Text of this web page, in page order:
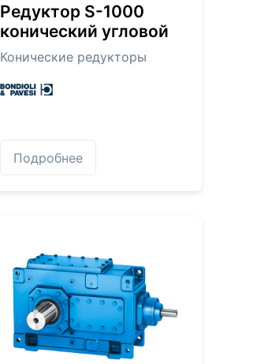
Редуктор S-1000
конический угловой
Конические редукторы
Подробнее